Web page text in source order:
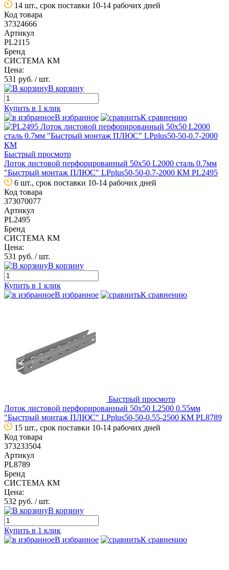
14 шт., срок поставки 10-14 рабочих дней
Код товара
37324666
Артикул
PL2115
Бренд
СИСТЕМА КМ
Цена:
531 руб. / шт.
В корзину
Купить в 1 клик
В избранное
К сравнению
Быстрый просмотр
Лоток листовой перфорированный 50х50 L2000 сталь 0.7мм
"Быстрый монтаж ПЛЮС" LPplus50-50-0.7-2000 КМ PL2495
6 шт., срок поставки 10-14 рабочих дней
Код товара
373070077
Артикул
PL2495
Бренд
СИСТЕМА КМ
Цена:
531 руб. / шт.
В корзину
Купить в 1 клик
В избранное
К сравнению
Быстрый просмотр
Лоток листовой перфорированный 50х50 L2500 0.55мм
"Быстрый монтаж ПЛЮС" LPplus50-50-0.55-2500 КМ PL8789
15 шт., срок поставки 10-14 рабочих дней
Код товара
373233504
Артикул
PL8789
Бренд
СИСТЕМА КМ
Цена:
532 руб. / шт.
В корзину
Купить в 1 клик
В избранное
К сравнению